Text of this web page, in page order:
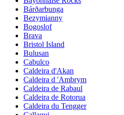
Bárðarbunga
Bezymianny
Bogoslof
Brava
Bristol Island
Bulusan
Cabulco
Caldeira d'Akan
Caldeira d 'Ambrym
Caldeira de Rabaul
Caldeira de Rotorua
Caldeira du Tengger